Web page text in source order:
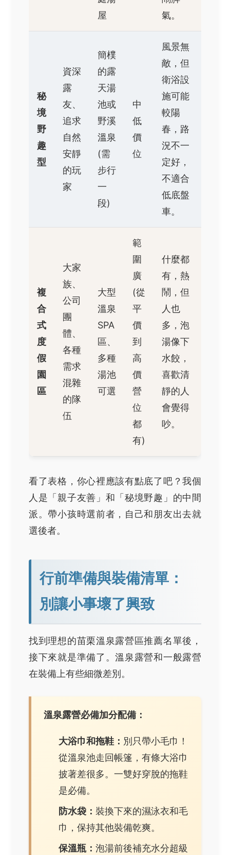
屋
氣。
秘
境
野
趣
型
資深
露
友、
追求
自然
安靜
的玩
家
簡樸
的露
天湯
池或
野溪
溫泉
(需
步行
一
段)
中
低
價
位
風景無
敵，但
衛浴設
施可能
較陽
春，路
況不一
定好，
不適合
低底盤
車。
複
合
式
度
假
園
區
大家
族、
公司
團
體、
各種
需求
混雜
的隊
伍
大型
溫泉
SPA
區、
多種
湯池
可選
範
圍
廣
(從
平
價
到
高
價
營
位
都
有)
什麼都
有，熱
鬧，但
人也
多，泡
湯像下
水餃，
喜歡清
靜的人
會覺得
吵。
看了表格，你心裡應該有點底了吧？我個
人是「親子友善」和「秘境野趣」的中間
派。帶小孩時選前者，自己和朋友出去就
選後者。
行前準備與裝備清單：
別讓小事壞了興致
找到理想的苗栗溫泉露營區推薦名單後，
接下來就是準備了。溫泉露營和一般露營
在裝備上有些細微差別。
溫泉露營必備加分配備：
大浴巾和拖鞋： 別只帶小毛巾！
從溫泉池走回帳篷，有條大浴巾
披著差很多。一雙好穿脫的拖鞋
是必備。
防水袋： 裝換下來的濕泳衣和毛
巾，保持其他裝備乾爽。
保溫瓶： 泡湯前後補充水分超級